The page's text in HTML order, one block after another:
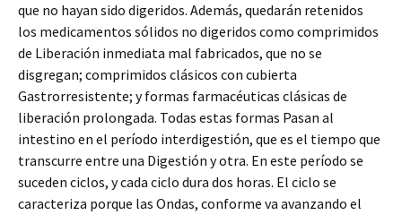
que no hayan sido digeridos. Además, quedarán retenidos
los medicamentos sólidos no digeridos como comprimidos
de Liberación inmediata mal fabricados, que no se
disgregan; comprimidos clásicos con cubierta
Gastrorresistente; y formas farmacéuticas clásicas de
liberación prolongada. Todas estas formas Pasan al
intestino en el período interdigestión, que es el tiempo que
transcurre entre una Digestión y otra. En este período se
suceden ciclos, y cada ciclo dura dos horas. El ciclo se
caracteriza porque las Ondas, conforme va avanzando el